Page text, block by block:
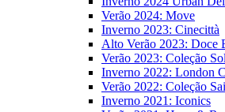
Verão 2024: Move
Inverno 2023: Cinecittà
Alto Verão 2023: Doce
Verão 2023: Coleção
Inverno 2022: London
Verão 2022: Coleção
Inverno 2021: Iconics